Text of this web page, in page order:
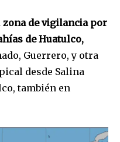
zona de vigilancia por
de Huatulco,
Guerrero, y otra
desde Salina
también en